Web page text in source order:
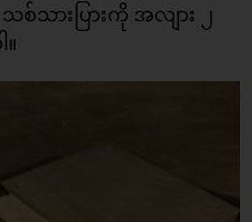
ားပြားကို အလျား ၂